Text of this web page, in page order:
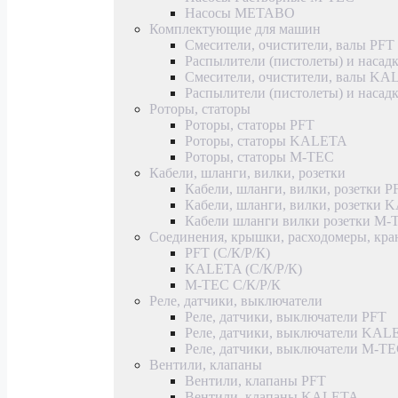
Насосы METABO
Комплектующие для машин
Смесители, очистители, валы PFT
Распылители (пистолеты) и
Смесители, очистители, валы
Распылители (пистолеты) и
Роторы, статоры
Роторы, статоры PFT
Роторы, статоры KALETA
Роторы, статоры M-TEC
Кабели, шланги, вилки, розетки
Кабели, шланги, вилки, розетки
Кабели, шланги, вилки, розетки
Кабели шланги вилки розетки M-
Соединения, крышки, расходомеры,
PFT (С/К/Р/К)
KALETA (С/К/Р/К)
M-TEC С/К/Р/К
Реле, датчики, выключатели
Реле, датчики, выключатели PFT
Реле, датчики, выключатели
Реле, датчики, выключатели M-
Вентили, клапаны
Вентили, клапаны PFT